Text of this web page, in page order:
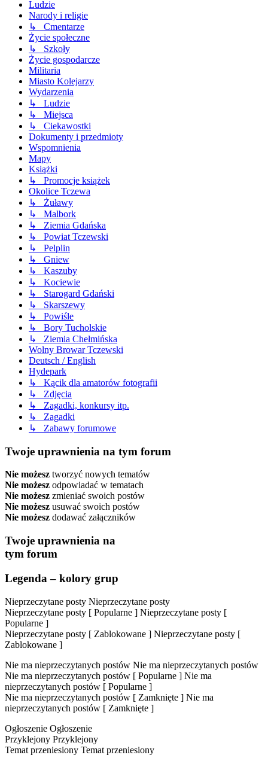
Ludzie
Narody i religie
↳ Cmentarze
Życie społeczne
↳ Szkoły
Życie gospodarcze
Militaria
Miasto Kolejarzy
Wydarzenia
↳ Ludzie
↳ Miejsca
↳ Ciekawostki
Dokumenty i przedmioty
Wspomnienia
Mapy
Książki
↳ Promocje książek
Okolice Tczewa
↳ Żuławy
↳ Malbork
↳ Ziemia Gdańska
↳ Powiat Tczewski
↳ Pelplin
↳ Gniew
↳ Kaszuby
↳ Kociewie
↳ Starogard Gdański
↳ Skarszewy
↳ Powiśle
↳ Bory Tucholskie
↳ Ziemia Chełmińska
Wolny Browar Tczewski
Deutsch / English
Hydepark
↳ Kącik dla amatorów fotografii
↳ Zdjęcia
↳ Zagadki, konkursy itp.
↳ Zagadki
↳ Zabawy forumowe
Twoje uprawnienia na tym forum
Nie możesz tworzyć nowych tematów
Nie możesz odpowiadać w tematach
Nie możesz zmieniać swoich postów
Nie możesz usuwać swoich postów
Nie możesz dodawać załączników
Twoje uprawnienia na
tym forum
Legenda – kolory grup
Nieprzeczytane posty Nieprzeczytane posty
Nieprzeczytane posty [ Popularne ] Nieprzeczytane posty [
Popularne ]
Nieprzeczytane posty [ Zablokowane ] Nieprzeczytane posty [
Zablokowane ]
Nie ma nieprzeczytanych postów Nie ma nieprzeczytanych postów
Nie ma nieprzeczytanych postów [ Popularne ] Nie ma
nieprzeczytanych postów [ Popularne ]
Nie ma nieprzeczytanych postów [ Zamknięte ] Nie ma
nieprzeczytanych postów [ Zamknięte ]
Ogłoszenie Ogłoszenie
Przyklejony Przyklejony
Temat przeniesiony Temat przeniesiony